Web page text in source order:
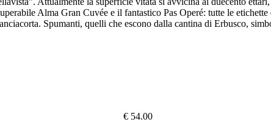
Alma Gran Cuvée e il fantastico Pas Operé: tutte le
Spumanti, quelli che escono dalla cantina di Erbusco,
€ 54.00